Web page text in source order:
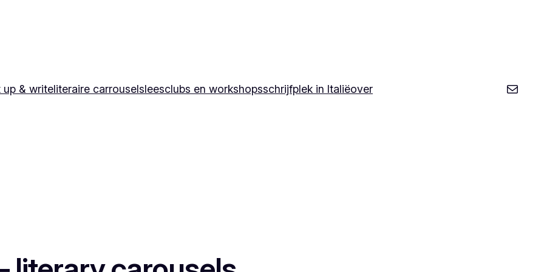
up & writeliteraire carrouselsleesclubs en workshopsschrijfplek in Italiëover Mail